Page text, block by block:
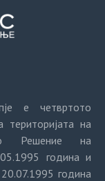
е четвртото
на
Решение на
година и
година